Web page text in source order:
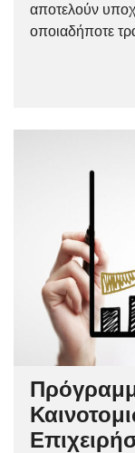
αποτελούν
οποιαδήποτε